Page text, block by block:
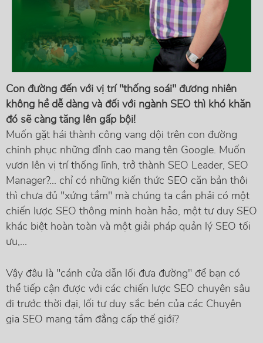
Con đường đến với vị trí "thống soái" đương nhiên
không hề dễ dàng và đối với ngành SEO thì khó khăn
đó sẽ càng tăng lên gấp bội!
Muốn gặt hái thành công vang dội trên con đường
chinh phục những đỉnh cao mang tên Google. Muốn
vươn lên vị trí thống lĩnh, trở thành SEO Leader, SEO
Manager?... chỉ có những kiến thức SEO căn bản thôi
thì chưa đủ "xứng tầm" mà chúng ta cần phải có một
chiến lược SEO thông minh hoàn hảo, một tư duy SEO
khác biệt hoàn toàn và một giải pháp quản lý SEO tối
ưu,...
Vậy đâu là "cánh cửa dẫn lối đưa đường" để bạn có
thể tiếp cận được với các chiến lược SEO chuyên sâu
đi trước thời đại, lối tư duy sắc bén của các Chuyên
gia SEO mang tầm đẳng cấp thế giới?